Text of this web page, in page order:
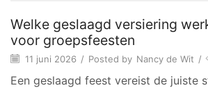
Welke geslaagd versiering
voor groepsfeesten
11 juni 2026 / Posted by Nancy de Wit /
Een geslaagd feest vereist de juiste